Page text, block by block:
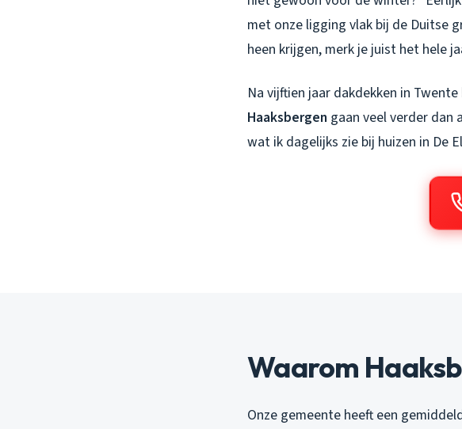
met onze ligging vlak bij de Duitse
heen krijgen, merk je juist het hele
Na vijftien jaar dakdekken in
Haaksbergen gaan veel verder dan
wat ik dagelijks zie bij huizen in De
Waarom
Onze gemeente heeft een